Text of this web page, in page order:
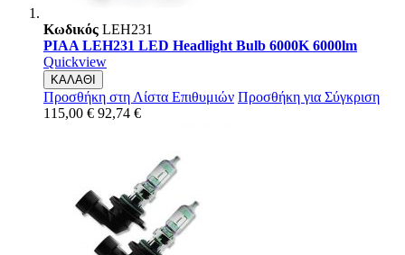
Κωδικός LEH231
PIAA LEH231 LED Headlight Bulb 6000K 6000lm
Quickview
ΚΑΛΑΘΙ
Προσθήκη στη Λίστα Επιθυμιών Προσθήκη για Σύγκριση
115,00 € 92,74 €